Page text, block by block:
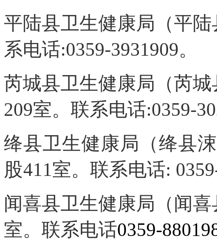
平陆县卫生健康局（平
系电话:0359-3931909。
芮城县卫生健康局（芮城
209室。联系电话:0359-
绛县卫生健康局（绛县
股411室。联系电话:
闻喜县卫生健康局（闻喜
室。联系电话0359-